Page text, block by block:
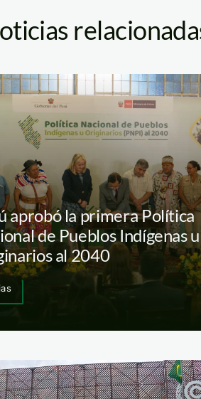
aprobó la primera Política
de Pueblos Indígenas u
al 2040